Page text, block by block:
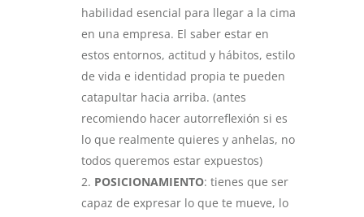
habilidad esencial para llegar a la cima
en una empresa. El saber estar en
estos entornos, actitud y hábitos, estilo
de vida e identidad propia te pueden
catapultar hacia arriba. (antes
recomiendo hacer autorreflexión si es
lo que realmente quieres y anhelas, no
todos queremos estar expuestos)
POSICIONAMIENTO: tienes que ser
capaz de expresar lo que te mueve, lo